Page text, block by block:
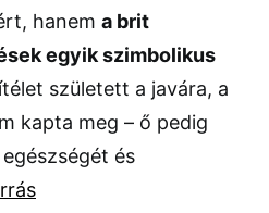
hanem a brit
egyik szimbolikus
született a javára, a
kapta meg – ő pedig
és